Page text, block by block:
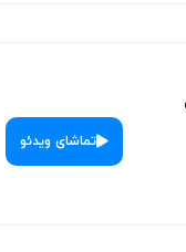
تماشای ویدئو